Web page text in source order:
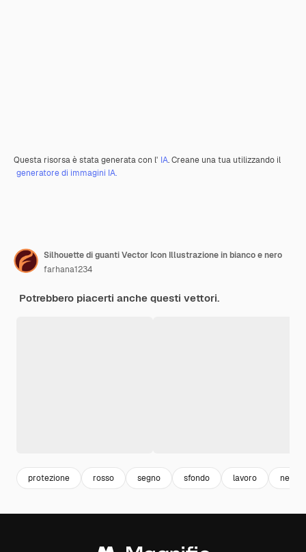
Questa risorsa è stata generata con l' IA. Creane una tua utilizzando il
generatore di immagini IA.
Silhouette di guanti Vector Icon Illustrazione in bianco e nero
farhana1234
Potrebbero piacerti anche questi vettori.
protezione rosso segno sfondo lavoro nero